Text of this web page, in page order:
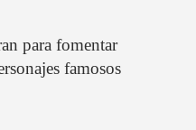
para fomentar
famosos